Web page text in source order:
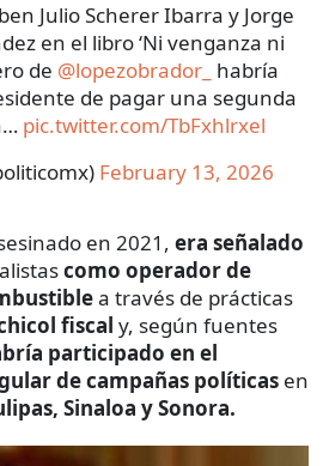
Julio Scherer Ibarra y Jorge
en el libro ‘Ni venganza ni
de @lopezobrador_ habría
de pagar una segunda
pic.twitter.com/TbFxhlrxel
February 13, 2026
en 2021, era señalado
como operador de
a través de prácticas
fiscal y, según fuentes
participado en el
de campañas políticas en
Sinaloa y Sonora.